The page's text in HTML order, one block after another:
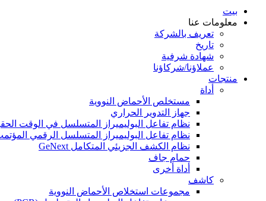
بيت
معلومات عنا
تعريف بالشركة
تاريخ
شهادة شرفية
عملاؤنا/شركاؤنا
منتجات
أداة
مستخلص الأحماض النووية
جهاز التدوير الحراري
نظام تفاعل البوليميراز المتسلسل في الوقت
نظام تفاعل البوليميراز المتسلسل الرقمي
نظام الكشف الجزيئي المتكامل GeNext
حمام جاف
أداة أخرى
كاشف
مجموعات استخلاص الأحماض النووية